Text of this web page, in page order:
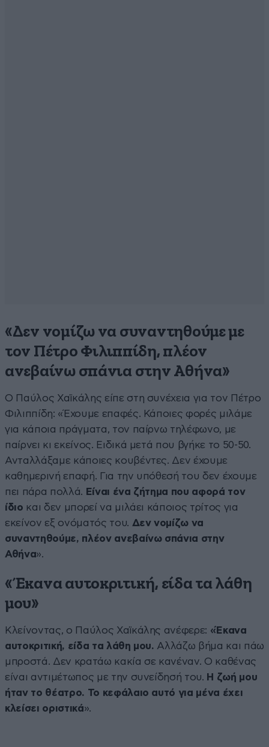
«Δεν νομίζω να συναντηθούμε με
τον Πέτρο Φιλιππίδη, πλέον
ανεβαίνω σπάνια στην Αθήνα»
Ο Παύλος Χαϊκάλης είπε στη συνέχεια για τον Πέτρο
Φιλιππίδη: «Έχουμε επαφές. Κάποιες φορές μιλάμε
για κάποια πράγματα, τον παίρνω τηλέφωνο, με
παίρνει κι εκείνος. Ειδικά μετά που βγήκε το 50-50.
Ανταλλάξαμε κάποιες κουβέντες. Δεν έχουμε
καθημερινή επαφή. Για την υπόθεσή του δεν έχουμε
πει πάρα πολλά. Είναι ένα ζήτημα που αφορά τον
ίδιο και δεν μπορεί να μιλάει κάποιος τρίτος για
εκείνον εξ ονόματός του. Δεν νομίζω να
συναντηθούμε, πλέον ανεβαίνω σπάνια στην
Αθήνα».
«Έκανα αυτοκριτική, είδα τα λάθη
μου»
Κλείνοντας, ο Παύλος Χαϊκάλης ανέφερε: «Έκανα
αυτοκριτική, είδα τα λάθη μου. Αλλάζω βήμα και πάω
μπροστά. Δεν κρατάω κακία σε κανέναν. Ο καθένας
είναι αντιμέτωπος με την συνείδησή του. Η ζωή μου
ήταν το θέατρο. Το κεφάλαιο αυτό για μένα έχει
κλείσει οριστικά».